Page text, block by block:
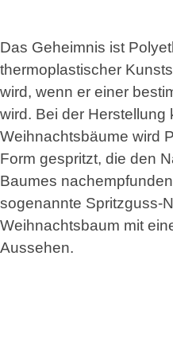
Das Geheimnis ist
thermoplastischer
wird, wenn er einer
wird. Bei der Herstellung
Weihnachtsbäume wird
Form gespritzt, die den
Baumes
sogenannte Spritzguss-
Weihnachtsbaum mit
Aussehen.